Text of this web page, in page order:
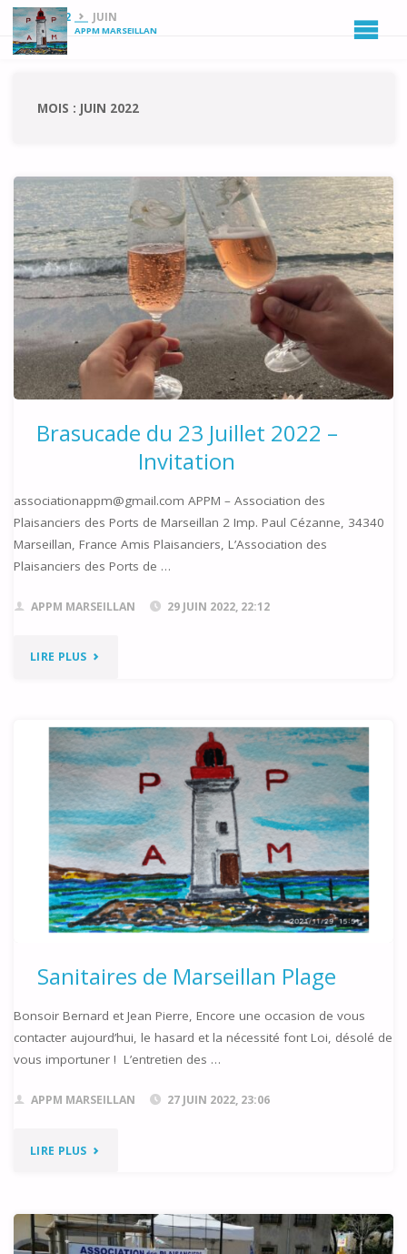
APPM MARSEILLAN
HOME2022 JUIN
MOIS : JUIN 2022
Brasucade du 23 Juillet 2022 –
Invitation
associationappm@gmail.com APPM – Association des
Plaisanciers des Ports de Marseillan 2 Imp. Paul Cézanne, 34340
Marseillan, France Amis Plaisanciers, L’Association des
Plaisanciers des Ports de …
APPM MARSEILLAN 29 JUIN 2022, 22:12
LIRE PLUS"BRASUCADE
23
JUILLET
–
INVITATION"
Sanitaires de Marseillan Plage
Bonsoir Bernard et Jean Pierre, Encore une occasion de vous
contacter aujourd’hui, le hasard et la nécessité font Loi, désolé de
vous importuner ! L’entretien des …
APPM MARSEILLAN 27 JUIN 2022, 23:06
LIRE PLUS"SANITAIRES
MARSEILLAN